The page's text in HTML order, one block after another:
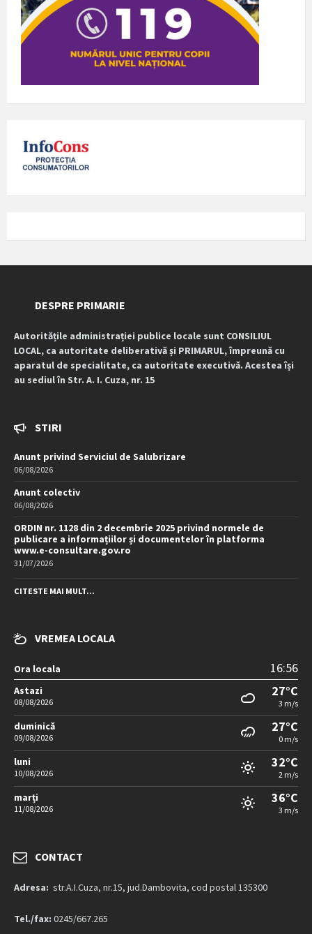
DESPRE PRIMARIE
Autoritățile administrației publice locale sunt CONSILIUL
LOCAL, ca autoritate deliberativă și PRIMARUL, împreună cu
aparatul de specialitate, ca autoritate executivă. Acestea își
au sediul în Str. A. I. Cuza, nr. 15
STIRI
Anunt privind Serviciul de Salubrizare
06/08/2026
Anunt colectiv
06/08/2026
ORDIN nr. 1128 din 2 decembrie 2025 privind normele de
publicare a informațiilor și documentelor în platforma
www.e-consultare.gov.ro
31/07/2026
CITESTE MAI MULT...
VREMEA LOCALA
Ora locala 16:56
Astazi
08/08/2026
27°C
3 m/s
duminică
09/08/2026
27°C
0 m/s
luni
10/08/2026
32°C
2 m/s
marți
11/08/2026
36°C
3 m/s
CONTACT
Adresa: str.A.I.Cuza, nr.15, jud.Dambovita, cod postal 135300
Tel./fax: 0245/667.265